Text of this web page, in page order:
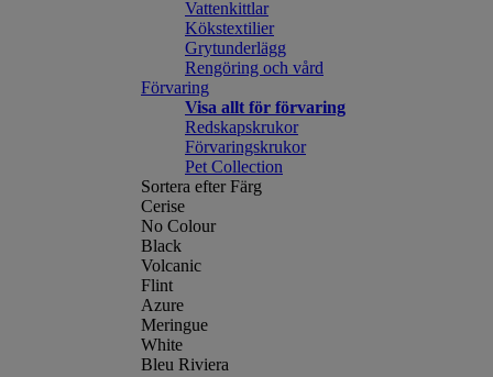
Vattenkittlar
Kökstextilier
Grytunderlägg
Rengöring och vård
Förvaring
Visa allt för förvaring
Redskapskrukor
Förvaringskrukor
Pet Collection
Sortera efter Färg
Cerise
No Colour
Black
Volcanic
Flint
Azure
Meringue
White
Bleu Riviera